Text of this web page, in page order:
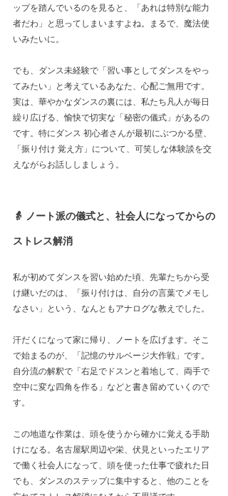
ップを踏んでいるのを見ると、「あれは特別な能力
者だわ」と思ってしまいますよね。まるで、魔法使
いみたいに。
でも、ダンス未経験で「習い事としてダンスをやっ
てみたい」と考えているあなた、心配ご無用です。
実は、華やかなダンスの裏には、私たち凡人が毎日
繰り広げる、愉快で切実な「秘密の儀式」があるの
です。特にダンス 初心者さんが最初にぶつかる壁、
「振り付け 覚え方」について、可笑しな体験談を交
えながらお話ししましょう。
👵 ノート派の儀式と、社会人になってからの
ストレス解消
私が初めてダンスを習い始めた頃、先輩たちから受
け継いだのは、「振り付けは、自分の言葉でメモし
なさい」という、なんともアナログな教えでした。
汗だくになって家に帰り、ノートを広げます。そこ
で始まるのが、「記憶のサルベージ大作戦」です。
自分流の解釈で「右足でドスンと着地して、両手で
空中に変な四角を作る」などと書き留めていくので
す。
この地道な作業は、頭を使うから確かに覚える手助
けになる。名古屋駅周辺や栄、伏見といったエリア
で働く社会人になって、頭を使った仕事で疲れた日
でも、ダンスのステップに集中すると、他のことを